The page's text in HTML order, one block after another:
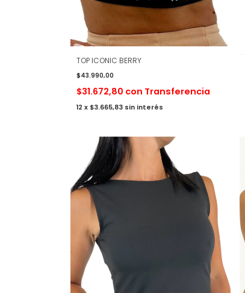
TOP ICONIC BERRY
$43.990,00
$31.672,80 con Transferencia
12 x $3.665,83 sin interés